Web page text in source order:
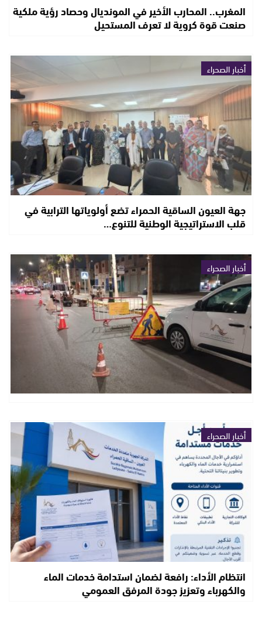
المغرب.. المحارب الأخير في المونديال وحصاد رؤية ملكية
صنعت قوة كروية لا تعرف المستحيل
أخبار الصحراء
جهة العيون الساقية الحمراء تضع أولوياتها الترابية في
قلب الاستراتيجية الوطنية للتنوع…
أخبار الصحراء
أخبار الصحراء
انتظام الأداء: رافعة لضمان استدامة خدمات الماء
والكهرباء وتعزيز جودة المرفق العمومي